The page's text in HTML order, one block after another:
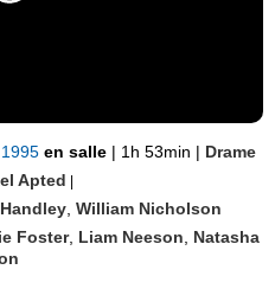
1995en salle | 1h 53min | Drame
Apted |
,William Nicholson
Foster, Liam Neeson
Natasha